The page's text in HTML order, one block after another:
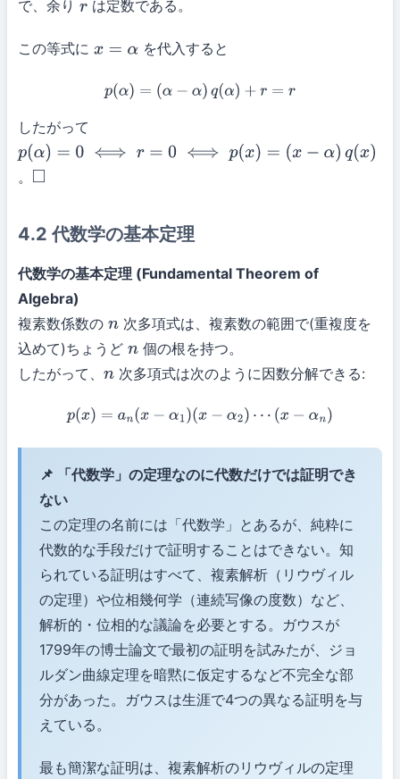
で、余り rは定数である。
この等式に x=α を代入すると
p( α)= (α−α) q(α)+ r=r
したがって
p(α)= 0⟺ r=0⟺p (x) =
( −α
。 ◻
4.2 代数学の基本定理
代数学の基本定理 (Fundamental Theorem of
Algebra)
複素数係数の n次多項式は、複素数の範囲で(重複度を
込めて)ちょうど n個の根を持つ。
したがって、 n次多項式は次のように因数分解できる:
p(x)=a n(x−α 1)(x −α 2)⋯ x −αn)
📌 「代数学」の定理なのに代数だけでは証明でき
ない
この定理の名前には「代数学」とあるが、純粋に
代数的な手段だけで証明することはできない。知
られている証明はすべて、複素解析（リウヴィル
の定理）や位相幾何学（連続写像の度数）など、
解析的・位相的な議論を必要とする。ガウスが
1799年の博士論文で最初の証明を試みたが、ジョ
ルダン曲線定理を暗黙に仮定するなど不完全な部
分があった。ガウスは生涯で4つの異なる証明を与
えている。
最も簡潔な証明は、複素解析のリウヴィルの定理